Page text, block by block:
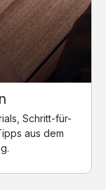
Schritt-für-
aus dem